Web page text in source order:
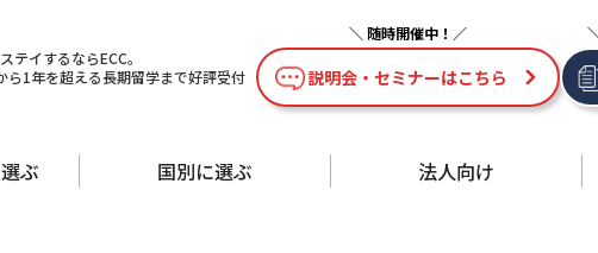
テイするならECC。
ら1年を超える長期留学まで好評受付
説明会・セミナーはこちら
ぶ 国別に選ぶ 法人向け